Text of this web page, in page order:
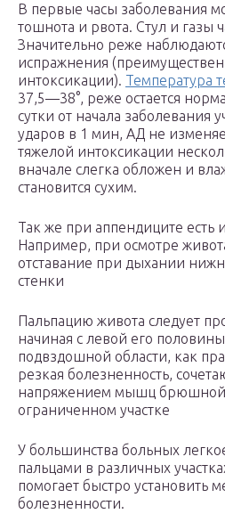
В первые часы заболевания
тошнота и рвота. Стул и газы
Значительно реже
испражнения
интоксикации). Температура
37,5—38°, реже остается
сутки от начала заболевания
ударов в 1 мин, АД не
тяжелой интоксикации
вначале слегка обложен и
становится сухим.
Так же при аппендиците есть
Например, при осмотре
отставание при дыхании
стенки
Пальпацию живота следует
начиная с левой его
подвздошной области, как
резкая болезненность,
напряжением мышц брюшной
ограниченном участке
У большинства больных
пальцами в различных
помогает быстро установить
болезненности.